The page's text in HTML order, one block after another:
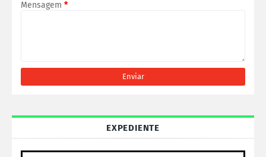
Mensagem *
EXPEDIENTE